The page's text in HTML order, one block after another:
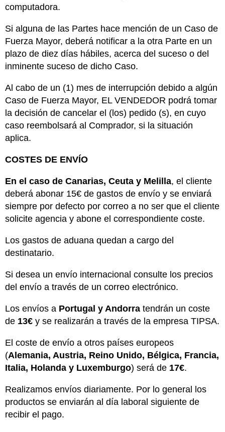
computadora.
Si alguna de las Partes hace mención de un Caso de
Fuerza Mayor, deberá notificar a la otra Parte en un
plazo de diez días hábiles, acerca del suceso o del
inminente suceso de dicho Caso.
Al cabo de un (1) mes de interrupción debido a algún
Caso de Fuerza Mayor, EL VENDEDOR podrá tomar
la decisión de cancelar el (los) pedido (s), en cuyo
caso reembolsará al Comprador, si la situación
aplica.
COSTES DE ENVÍO
En el caso de Canarias, Ceuta y Melilla, el cliente
deberá abonar 15€ de gastos de envío y se enviará
siempre por defecto por correo a no ser que el cliente
solicite agencia y abone el correspondiente coste.
Los gastos de aduana quedan a cargo del
destinatario.
Si desea un envío internacional consulte los precios
del envío a través de un correo electrónico.
Los envíos a Portugal y Andorra tendrán un coste
de 13€ y se realizarán a través de la empresa TIPSA.
El coste de envío a otros países europeos
(Alemania, Austria, Reino Unido, Bélgica, Francia,
Italia, Holanda y Luxemburgo) será de 17€.
Realizamos envíos diariamente. Por lo general los
productos se enviarán al día laboral siguiente de
recibir el pago.